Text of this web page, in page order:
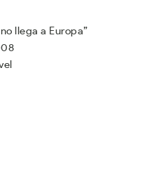
llega a Europa”